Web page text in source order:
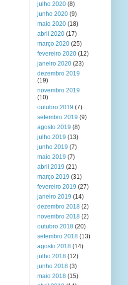
julho 2020 (8)
junho 2020 (9)
maio 2020 (18)
abril 2020 (17)
março 2020 (25)
fevereiro 2020 (12)
janeiro 2020 (23)
dezembro 2019
(19)
novembro 2019
(10)
outubro 2019 (7)
setembro 2019 (9)
agosto 2019 (8)
julho 2019 (13)
junho 2019 (7)
maio 2019 (7)
abril 2019 (21)
março 2019 (31)
fevereiro 2019 (27)
janeiro 2019 (14)
dezembro 2018 (2)
novembro 2018 (2)
outubro 2018 (20)
setembro 2018 (13)
agosto 2018 (14)
julho 2018 (12)
junho 2018 (3)
maio 2018 (15)